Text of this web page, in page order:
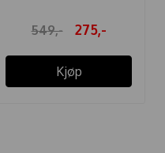
549,- 275,-
Kjøp